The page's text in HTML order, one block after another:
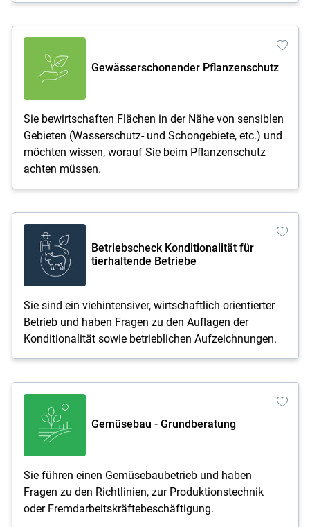
Gewässerschonender Pflanzenschutz
Sie bewirtschaften Flächen in der Nähe von sensiblen
Gebieten (Wasserschutz- und Schongebiete, etc.) und
möchten wissen, worauf Sie beim Pflanzenschutz
achten müssen.
Betriebscheck Konditionalität für
tierhaltende Betriebe
Sie sind ein viehintensiver, wirtschaftlich orientierter
Betrieb und haben Fragen zu den Auflagen der
Konditionalität sowie betrieblichen Aufzeichnungen.
Gemüsebau - Grundberatung
Sie führen einen Gemüsebaubetrieb und haben
Fragen zu den Richtlinien, zur Produktionstechnik
oder Fremdarbeitskräftebeschäftigung.